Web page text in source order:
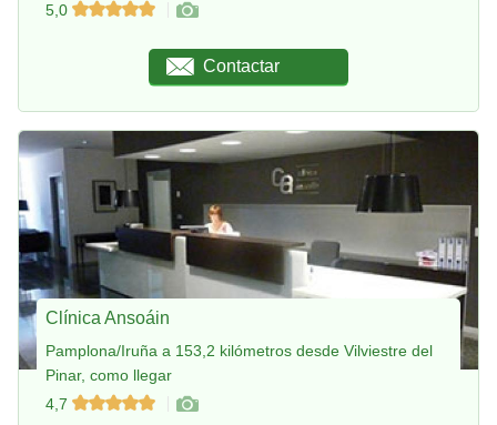
5,0
Contactar
Clínica Ansoáin
Pamplona/Iruña a 153,2 kilómetros desde Vilviestre del
Pinar, como llegar
4,7